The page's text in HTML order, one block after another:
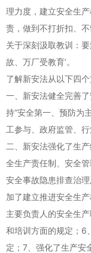
理力度，建立安全生
责，做到不打折扣、不
关于深刻汲取教训：
故、万厂受教育’。
了解新安法从以下四个
一、新安法健全完善
持“安全第一、预防为
工参与、政府监管、
二、新安法强化了生
全生产责任制、安全
安全事故隐患排查治
加了建立推进安全生
主要负责人的安全生
和培训方面的规定；6
定；7、强化了生产安